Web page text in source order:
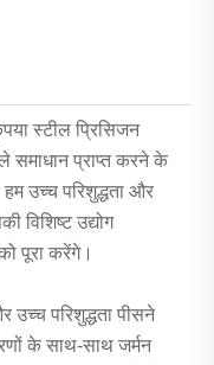
स्टील प्रिसिजन
समाधान प्राप्त करने के
उच्च परिशुद्धता और
विशिष्ट उद्योग
पूरा करेंगे।
उच्च परिशुद्धता पीसने
के साथ-साथ जर्मन